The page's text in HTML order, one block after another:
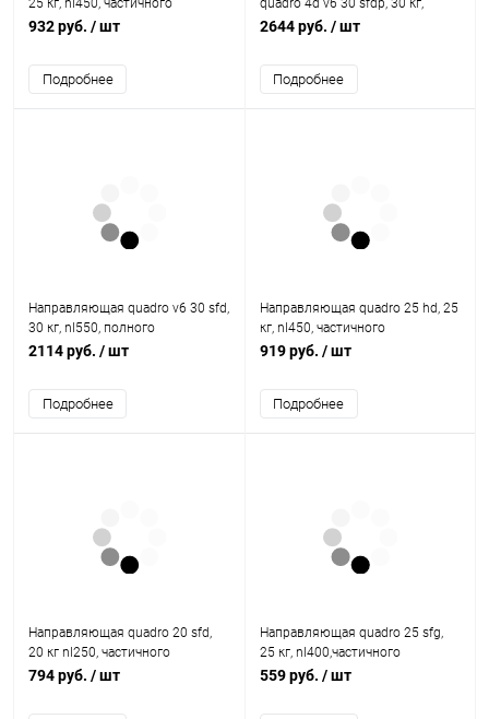
25 кг, nl450, частичного
выдвижения, eb20, правая
932 руб. / шт
Подробнее
quadro 4d v6 30 sfdp, 30 кг,
nl400, полного выдвижения,
2644 руб. / шт
Подробнее
Направляющая quadro v6 30 sfd,
30 кг, nl550, полного
выдвижения, eb20, правая
2114 руб. / шт
Подробнее
Направляющая quadro 25 hd, 25
кг, nl450, частичного
выдвижения, eb20, левая
919 руб. / шт
Подробнее
Направляющая quadro 20 sfd,
20 кг nl250, частичного
выдвижения, eb20, левая
794 руб. / шт
Направляющая quadro 25 sfg,
25 кг, nl400,частичного
выдвижения, eb20, правая
559 руб. / шт